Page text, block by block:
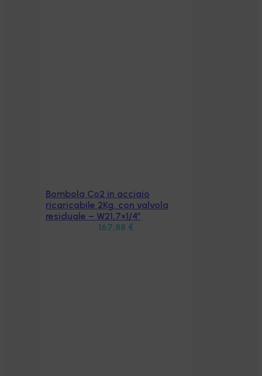
Aggiungi al carrello
Bombola Co2 in acciaio
ricaricabile 2Kg. con valvola
residuale – W21,7×1/4″
167,88 €